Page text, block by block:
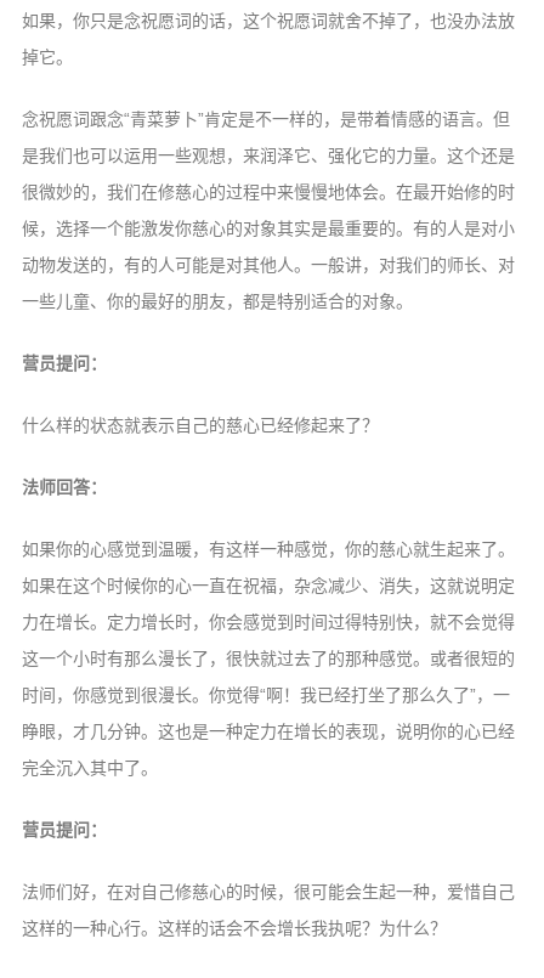
如果，你只是念祝愿词的话，这个祝愿词就舍不掉了，也没办法放
掉它。
念祝愿词跟念“青菜萝卜”肯定是不一样的，是带着情感的语言。但
是我们也可以运用一些观想，来润泽它、强化它的力量。这个还是
很微妙的，我们在修慈心的过程中来慢慢地体会。在最开始修的时
候，选择一个能激发你慈心的对象其实是最重要的。有的人是对小
动物发送的，有的人可能是对其他人。一般讲，对我们的师长、对
一些儿童、你的最好的朋友，都是特别适合的对象。
营员提问：
什么样的状态就表示自己的慈心已经修起来了？
法师回答：
如果你的心感觉到温暖，有这样一种感觉，你的慈心就生起来了。
如果在这个时候你的心一直在祝福，杂念减少、消失，这就说明定
力在增长。定力增长时，你会感觉到时间过得特别快，就不会觉得
这一个小时有那么漫长了，很快就过去了的那种感觉。或者很短的
时间，你感觉到很漫长。你觉得“啊！我已经打坐了那么久了”，一
睁眼，才几分钟。这也是一种定力在增长的表现，说明你的心已经
完全沉入其中了。
营员提问：
法师们好，在对自己修慈心的时候，很可能会生起一种，爱惜自己
这样的一种心行。这样的话会不会增长我执呢？为什么？